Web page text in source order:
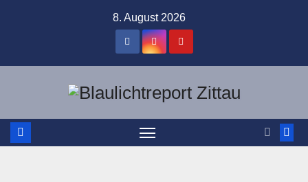
8. August 2026